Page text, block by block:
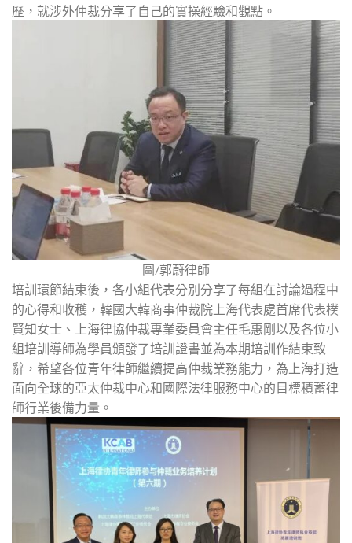
歷，就涉外仲裁分享了自己的實操經驗和觀點。
圖/郭蔚律師
培訓環節結束後，各小組代表分別分享了每組在討論過程中
的心得和收穫，韓國大韓商事仲裁院上海代表處首席代表樸
賢知女士、上海律協仲裁專業委員會主任毛惠剛以及各位小
組培訓導師為學員頒發了培訓證書並為本期培訓作結束致
辭，希望各位青年律師繼續提高仲裁業務能力，為上海打造
面向全球的亞太仲裁中心和國際法律服務中心的目標積蓄律
師行業後備力量。